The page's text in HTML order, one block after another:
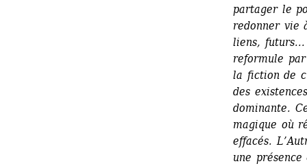
partager le
redonner vie
liens,
reformule
la fiction de
des
dominante.
magique où
effacés.
une